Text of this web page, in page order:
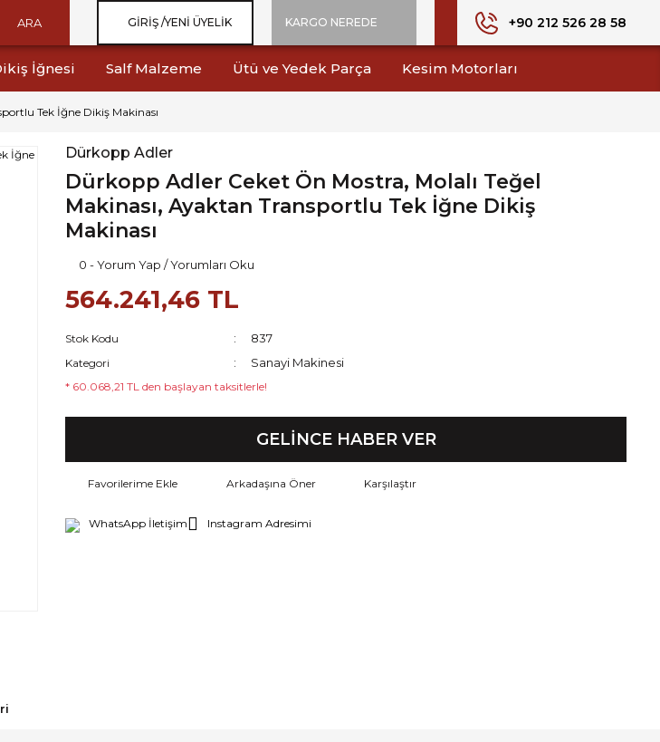
ARA GIRIŞ /YENI ÜYELIK KARGO NEREDE +90 212 526 28 58
İğnesi Salf Malzeme Ütü ve Yedek Parça Kesim Motorları
Tek İğne Dikiş Makinası
Dürkopp Adler
Dürkopp Adler Ceket Ön Mostra, Molalı Teğel
Makinası, Ayaktan Transportlu Tek İğne Dikiş
Makinası
0 - Yorum Yap / Yorumları Oku
564.241,46 TL
Stok Kodu 837
Kategori Sanayi Makinesi
* 60.068,21 TL den başlayan taksitlerle!
GELİNCE HABER VER
Arkadaşına Öner Karşılaştır
WhatsApp İletişim Instagram Adresimi